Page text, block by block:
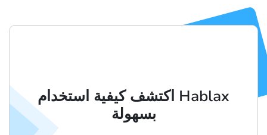
اكتشف كيفية استخدام Hablax
بسهولة